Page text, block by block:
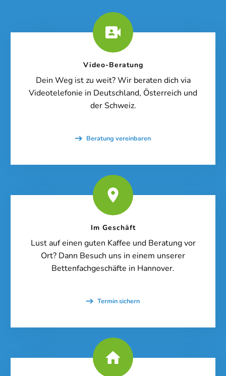
Video-Beratung
Dein Weg ist zu weit? Wir beraten dich via
Videotelefonie in Deutschland, Österreich und
der Schweiz.
Beratung vereinbaren
Im Geschäft
Lust auf einen guten Kaffee und Beratung vor
Ort? Dann Besuch uns in einem unserer
Bettenfachgeschäfte in Hannover.
Termin sichern
Online-Beratung Hannover Döhren
unten. Bitte beachten Sie, dass dabei Daten an Drittanbieter
Weitere Informationen
'